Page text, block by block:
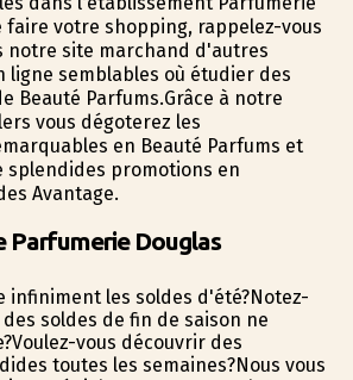
faire votre shopping, rappelez-vous
notre site marchand d'autres
ligne semblables où étudier des
Beauté Parfums.Grâce à notre
vous dégoterez les
en Beauté Parfums et
splendides promotions en
Avantage.
Parfumerie Douglas
infiniment les soldes d'été?Notez-
soldes de fin de saison ne
vous découvrir des
toutes les semaines?Nous vous